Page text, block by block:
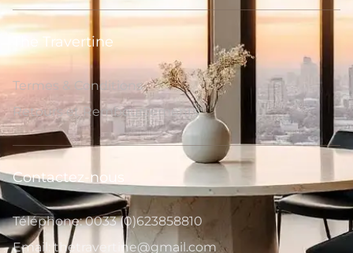
The Travertine
Termes & Conditions
Retours et Remboursements
Contactez-nous
Téléphone: 0033 (0)623858810
Email: thetravertine@gmail.com